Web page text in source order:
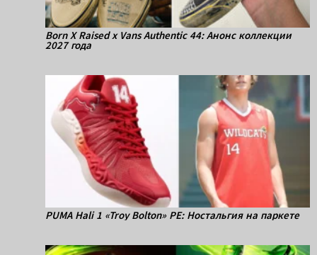
Born X Raised x Vans Authentic 44: Анонс коллекции
2027 года
PUMA Hali 1 «Troy Bolton» PE: Ностальгия на паркете